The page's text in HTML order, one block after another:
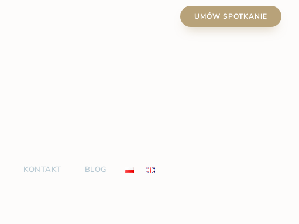
UMÓW SPOTKANIE
KONTAKT BLOG